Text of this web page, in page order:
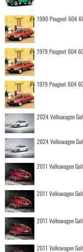
1980 Peugeot 604
1979 Peugeot 604
1979 Peugeot 604
2024 Volkswagen
2024 Volkswagen
2011 Volkswagen
2011 Volkswagen
2011 Volkswagen
2011 Volkswagen